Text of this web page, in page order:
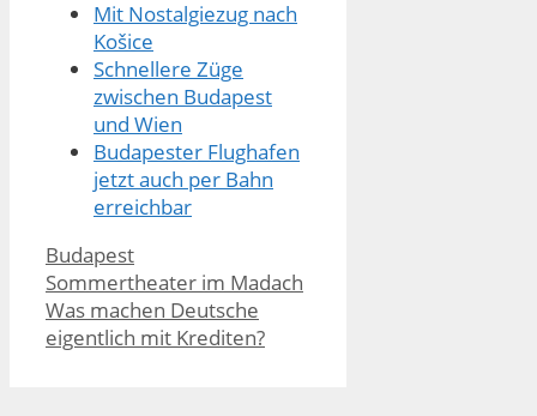
Mit Nostalgiezug nach
Košice
Schnellere Züge
zwischen Budapest
und Wien
Budapester Flughafen
jetzt auch per Bahn
erreichbar
Kategorien
Budapest
Sommertheater im Madach
Was machen Deutsche
eigentlich mit Krediten?